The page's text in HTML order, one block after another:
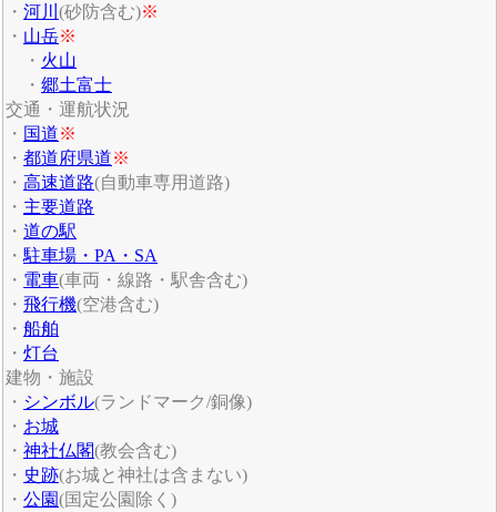
・ 河川 (砂防含む)※
・ 山岳※
・ 火山
・ 郷土富士
交通・運航状況
・ 国道※
・ 都道府県道※
・ 高速道路(自動車専用道路)
・ 主要道路
・ 道の駅
・ 駐車場・PA・SA
・ 電車(車両・線路・駅舎含む)
・ 飛行機(空港含む)
・ 船舶
・ 灯台
建物・施設
・ シンボル(ランドマーク/銅像)
・ お城
・ 神社仏閣(教会含む)
・ 史跡(お城と神社は含まない)
・ 公園(国定公園除く)